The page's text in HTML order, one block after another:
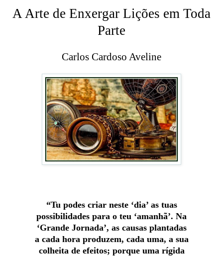
A Arte de Enxergar Lições em Toda
Parte
Carlos Cardoso Aveline
“Tu podes criar neste ‘dia’ as tuas
possibilidades para o teu ‘amanhã’. Na
‘Grande Jornada’, as causas plantadas
a cada hora produzem, cada uma, a sua
colheita de efeitos; porque uma rígida